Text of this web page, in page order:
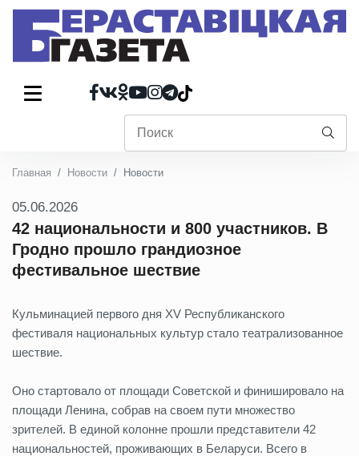
Главная Новости Новости
05.06.2026
42 национальности и 800 участников. В
Гродно прошло грандиозное
фестивальное шествие
Кульминацией первого дня XV Республиканского
фестиваля национальных культур стало театрализованное
шествие.
Оно стартовало от площади Советской и финишировало на
площади Ленина, собрав на своем пути множество
зрителей. В единой колонне прошли представители 42
национальностей, проживающих в Беларуси. Всего в